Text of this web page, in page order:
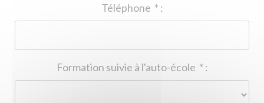
* :
* :